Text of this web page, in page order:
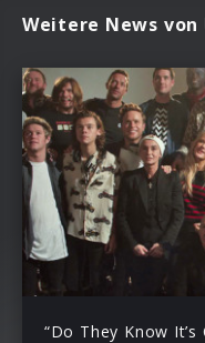
Weitere News von
“Do They Know It’s